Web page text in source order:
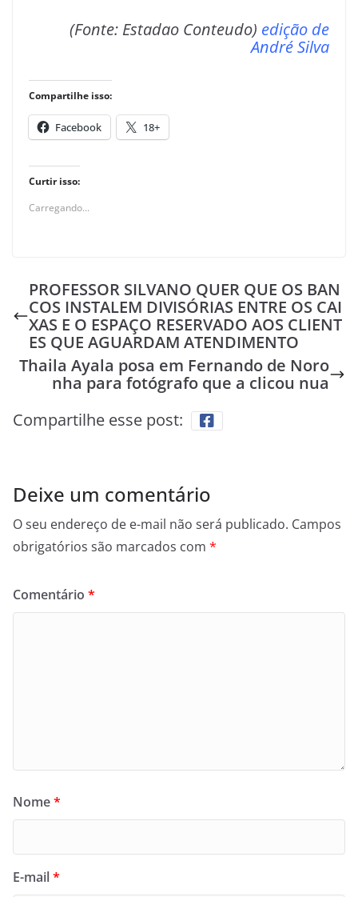
(Fonte: Estadao Conteudo) edição de
André Silva
Compartilhe isso:
Facebook 18+
Curtir isso:
Carregando...
PROFESSOR SILVANO QUER QUE OS BAN
COS INSTALEM DIVISÓRIAS ENTRE OS CAI
XAS E O ESPAÇO RESERVADO AOS CLIENT
ES QUE AGUARDAM ATENDIMENTO
Thaila Ayala posa em Fernando de Noro
nha para fotógrafo que a clicou nua
Compartilhe esse post:
Deixe um comentário
O seu endereço de e-mail não será publicado. Campos
obrigatórios são marcados com *
Comentário *
Nome*
E-mail*